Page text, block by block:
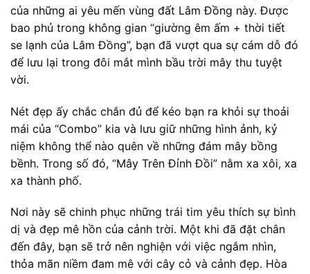
của những ai yêu mến vùng đất Lâm Đồng này. Được
bao phủ trong không gian “giường êm ấm + thời tiết
se lạnh của Lâm Đồng”, bạn đã vượt qua sự cám dỗ đó
để lưu lại trong đôi mắt mình bầu trời mây thu tuyệt
vời.
Nét đẹp ấy chắc chắn đủ để kéo bạn ra khỏi sự thoải
mái của “Combo” kia và lưu giữ những hình ảnh, kỷ
niệm không thể nào quên về những đám mây bồng
bềnh. Trong số đó, “Mây Trên Đỉnh Đồi” nằm xa xôi, xa
xa thành phố.
Nơi này sẽ chinh phục những trái tim yêu thích sự bình
dị và đẹp mê hồn của cảnh trời. Một khi đã đặt chân
đến đây, bạn sẽ trở nên nghiện với việc ngắm nhìn,
thỏa mãn niềm đam mê với cây cỏ và cảnh đẹp. Hòa